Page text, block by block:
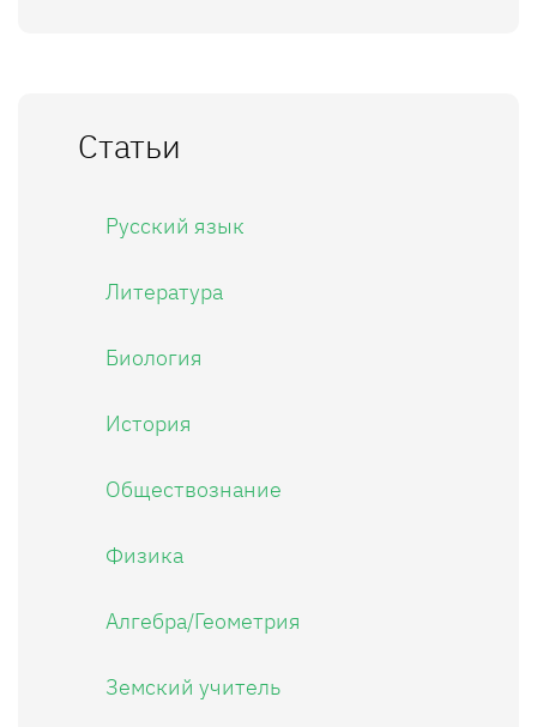
Статьи
Русский язык
Литература
Биология
История
Обществознание
Физика
Алгебра/Геометрия
Земский учитель